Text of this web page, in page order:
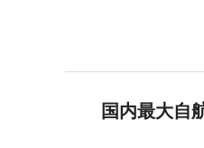
国内最大自